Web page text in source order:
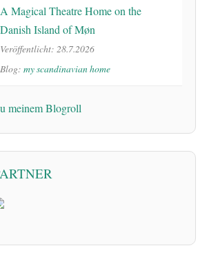
A Magical Theatre Home on the
Danish Island of Møn
Veröffentlicht: 28.7.2026
Blog: my scandinavian home
meinem Blogroll